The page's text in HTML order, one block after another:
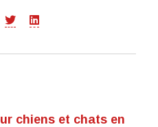
chiens et chats en